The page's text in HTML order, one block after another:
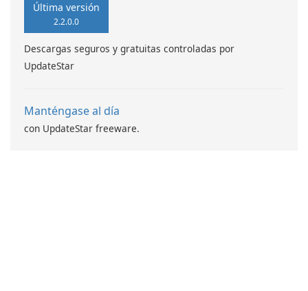
Última versión
2.2.0.0
Descargas seguros y gratuitas controladas por
UpdateStar
Manténgase al día
con UpdateStar freeware.